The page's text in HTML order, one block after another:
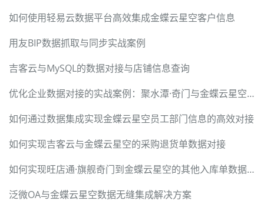
如何使用轻易云数据平台高效集成金蝶云星空客户信息
用友BIP数据抓取与同步实战案例
吉客云与MySQL的数据对接与店铺信息查询
优化企业数据对接的实战案例：聚水潭·奇门与金蝶云星空的无缝集成
如何通过数据集成实现金蝶云星空员工部门信息的高效对接
如何实现吉客云与金蝶云星空的采购退货单数据对接
如何实现旺店通·旗舰奇门到金蝶云星空的其他入库单数据集成
泛微OA与金蝶云星空数据无缝集成解决方案